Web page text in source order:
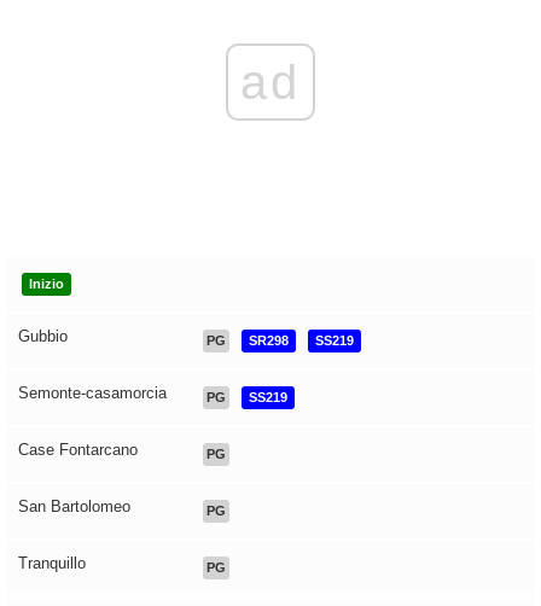
ad
Inizio
Gubbio PG SR298 SS219
Semonte-casamorcia PG SS219
Case Fontarcano PG
San Bartolomeo PG
Tranquillo PG